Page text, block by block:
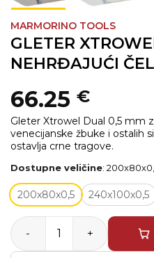
MARMORINO TOOLS
GLETER
NEHRĐAJUĆI
66.25 €
Gleter Xtrowel Dual 0,5 mm
venecijanske žbuke i ostalih
ostavlja crne tragove.
Dostupne veličine:
200x80x0,5 240x100x0,5
GLETER XTROWEL DUAL